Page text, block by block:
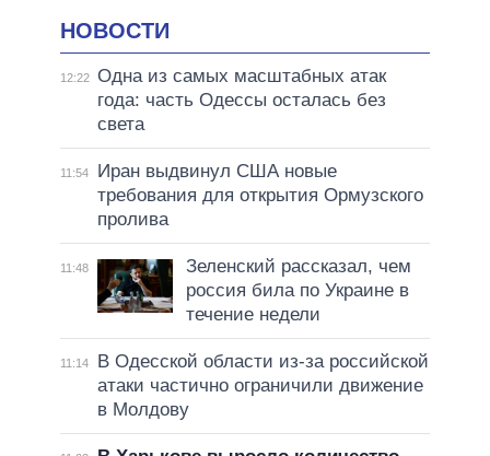
НОВОСТИ
12:22 Одна из самых масштабных атак
года: часть Одессы осталась без
света
11:54
Иран выдвинул США новые
требования для открытия Ормузского
пролива
11:48
Зеленский рассказал, чем
россия била по Украине в
течение недели
11:14
В Одесской области из-за российской
атаки частично ограничили движение
в Молдову